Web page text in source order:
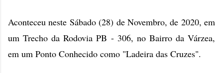
Aconteceu neste Sábado (28) de Novembro, de 2020, em
um Trecho da Rodovia PB - 306, no Bairro da Várzea,
em um Ponto Conhecido como "Ladeira das Cruzes".